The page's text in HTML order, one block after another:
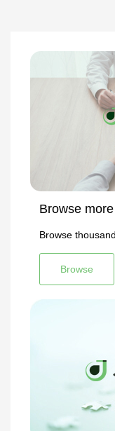
Browse
Browse
Browse